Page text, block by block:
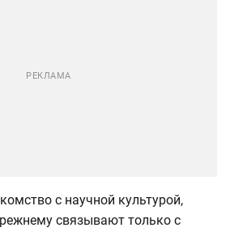
с научной культурой,
связывают только с